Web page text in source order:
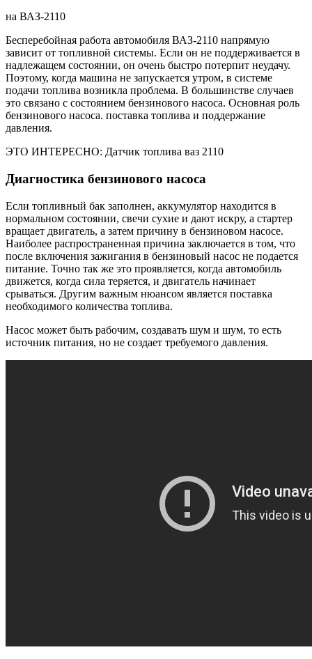
на ВАЗ-2110
Бесперебойная работа автомобиля ВАЗ-2110 напрямую
зависит от топливной системы. Если он не поддерживается в
надлежащем состоянии, он очень быстро потерпит неудачу.
Поэтому, когда машина не запускается утром, в системе
подачи топлива возникла проблема. В большинстве случаев
это связано с состоянием бензинового насоса. Основная роль
бензинового насоса. поставка топлива и поддержание
давления.
ЭТО ИНТЕРЕСНО: Датчик топлива ваз 2110
Диагностика бензинового насоса
Если топливный бак заполнен, аккумулятор находится в
нормальном состоянии, свечи сухие и дают искру, а стартер
вращает двигатель, а затем причину в бензиновом насосе.
Наиболее распространенная причина заключается в том, что
после включения зажигания в бензиновый насос не подается
питание. Точно так же это проявляется, когда автомобиль
движется, когда сила теряется, и двигатель начинает
срываться. Другим важным нюансом является поставка
необходимого количества топлива.
Насос может быть рабочим, создавать шум и шум, то есть
источник питания, но не создает требуемого давления.